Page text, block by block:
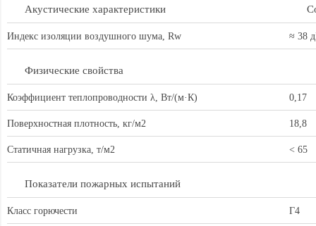
Акустические характеристики
Индекс изоляции воздушного шума, Rw ≈ 38
Физические свойства
Коэффициент теплопроводности λ, Вт/(м·К) 0,17
Поверхностная плотность, кг/м2 18,8
Статичная нагрузка, т/м2 < 65
Показатели пожарных испытаний
Класс горючести Г4